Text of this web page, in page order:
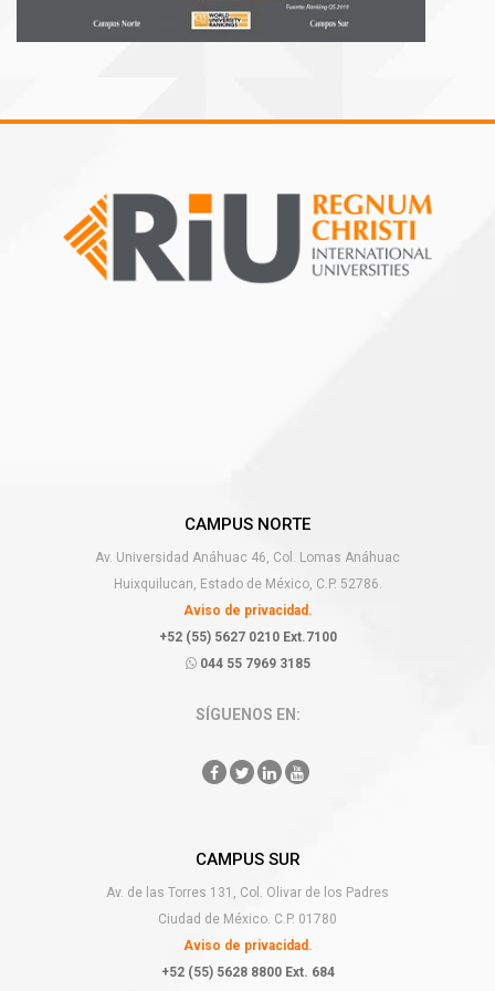
CAMPUS NORTE
Av. Universidad Anáhuac 46, Col. Lomas Anáhuac
Huixquilucan, Estado de México, C.P. 52786.
Aviso de privacidad.
+52 (55) 5627 0210 Ext.7100
044 55 7969 3185
SÍGUENOS EN:
CAMPUS SUR
Av. de las Torres 131, Col. Olivar de los Padres
Ciudad de México. C.P. 01780
Aviso de privacidad.
+52 (55) 5628 8800 Ext. 684